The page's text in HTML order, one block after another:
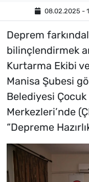
08.02.2025 -
Deprem
bilinçlendirmek
Kurtarma Ekibi
Manisa Şubesi
Belediyesi
Merkezleri’nde
“Depreme